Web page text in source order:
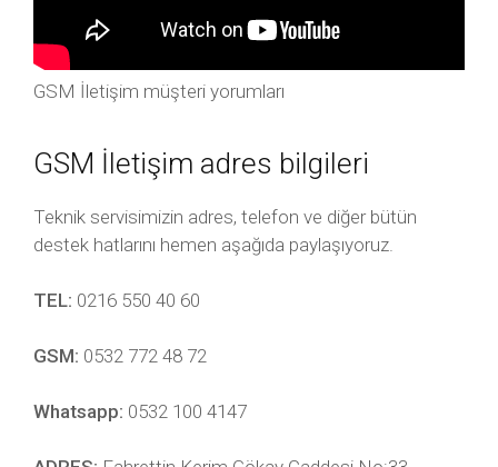
GSM İletişim müşteri yorumları
GSM İletişim adres bilgileri
Teknik servisimizin adres, telefon ve diğer bütün
destek hatlarını hemen aşağıda paylaşıyoruz.
TEL: 0216 550 40 60
GSM: 0532 772 48 72
Whatsapp: 0532 100 4147